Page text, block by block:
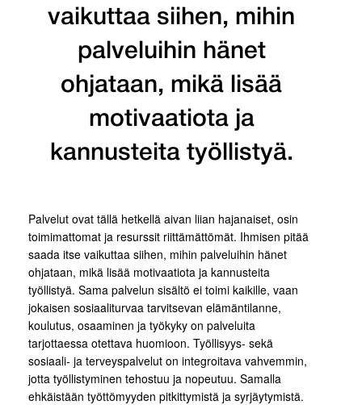
vaikuttaa siihen, mihin
palveluihin hänet
ohjataan, mikä lisää
motivaatiota ja
kannusteita työllistyä.
Palvelut ovat tällä hetkellä aivan liian hajanaiset, osin
toimimattomat ja resurssit riittämättömät. Ihmisen pitää
saada itse vaikuttaa siihen, mihin palveluihin hänet
ohjataan, mikä lisää motivaatiota ja kannusteita
työllistyä. Sama palvelun sisältö ei toimi kaikille, vaan
jokaisen sosiaaliturvaa tarvitsevan elämäntilanne,
koulutus, osaaminen ja työkyky on palveluita
tarjottaessa otettava huomioon. Työllisyys- sekä
sosiaali- ja terveyspalvelut on integroitava vahvemmin,
jotta työllistyminen tehostuu ja nopeutuu. Samalla
ehkäistään työttömyyden pitkittymistä ja syrjäytymistä.